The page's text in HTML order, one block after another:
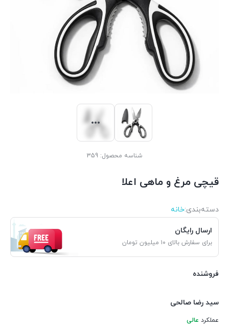
شناسه محصول: 359
قیچی مرغ و ماهی اعلا
دسته‌بندی‌:خانه
ارسال رایگان
برای سفارش بالای ۱۰ میلیون تومان
فروشنده
سید رضا صالحی
عملکرد عالی